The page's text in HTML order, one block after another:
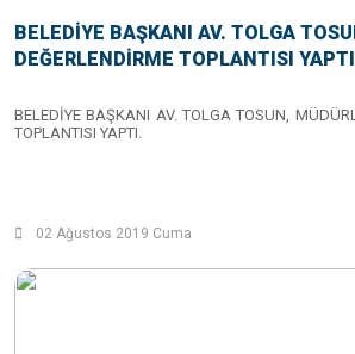
BELEDİYE BAŞKANI AV. TOLGA
DEĞERLENDİRME TOPLANTISI
BELEDİYE BAŞKANI AV. TOLGA TOSUN,
TOPLANTISI YAPTI.
02 Ağustos 2019 Cuma